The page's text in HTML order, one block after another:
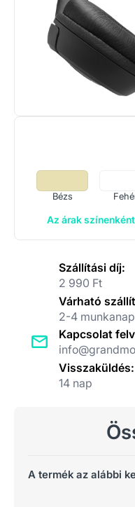
Bézs
Az árak
Szállítási díj:
2 990 Ft
Várható
2-4 munkanap
Kapcsolat
Visszaküldés:
14 nap
A termék az alábbi